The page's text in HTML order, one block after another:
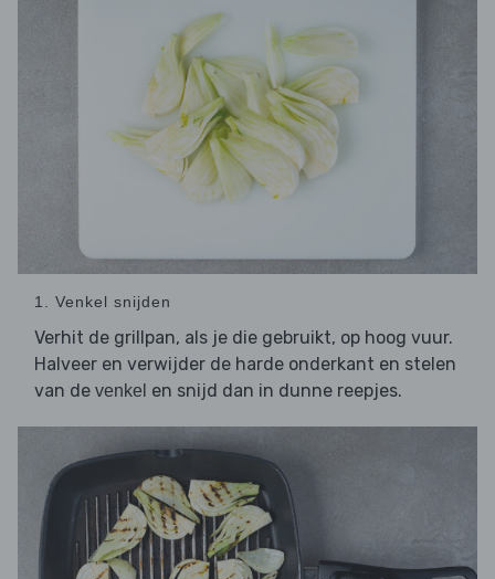
1. Venkel snijden
Verhit de grillpan, als je die gebruikt, op hoog vuur.
Halveer en verwijder de harde onderkant en stelen
van de venkel en snijd dan in dunne reepjes.